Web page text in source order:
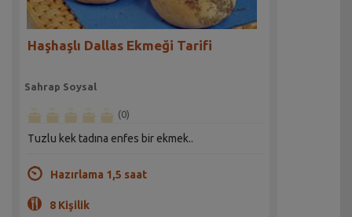
Haşhaşlı Dallas Ekmeği Tarifi
Sahrap Soysal
(0)
Tuzlu kek tadına enfes bir ekmek..
Hazırlama 1,5 saat
8 Kişilik